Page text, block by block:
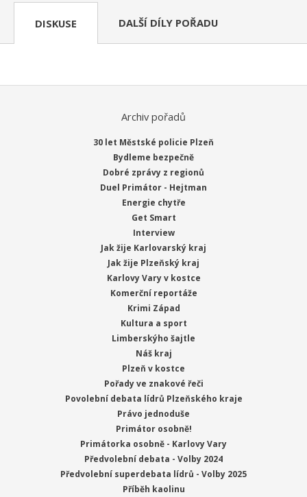
DISKUSE DALŠÍ DÍLY POŘADU
Archiv pořadů
30 let Městské policie Plzeň
Bydleme bezpečně
Dobré zprávy z regionů
Duel Primátor - Hejtman
Energie chytře
Get Smart
Interview
Jak žije Karlovarský kraj
Jak žije Plzeňský kraj
Karlovy Vary v kostce
Komerční reportáže
Krimi Západ
Kultura a sport
Limberskýho šajtle
Náš kraj
Plzeň v kostce
Pořady ve znakové řeči
Povolební debata lídrů Plzeňského kraje
Právo jednoduše
Primátor osobně!
Primátorka osobně - Karlovy Vary
Předvolební debata - Volby 2024
Předvolební superdebata lídrů - Volby 2025
Příběh kaolinu